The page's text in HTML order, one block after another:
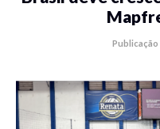
Publicação